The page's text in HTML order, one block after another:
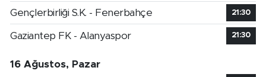
Gençlerbirliği S.K. - Fenerbahçe 21:30
Gaziantep FK - Alanyaspor 21:30
16 Ağustos, Pazar